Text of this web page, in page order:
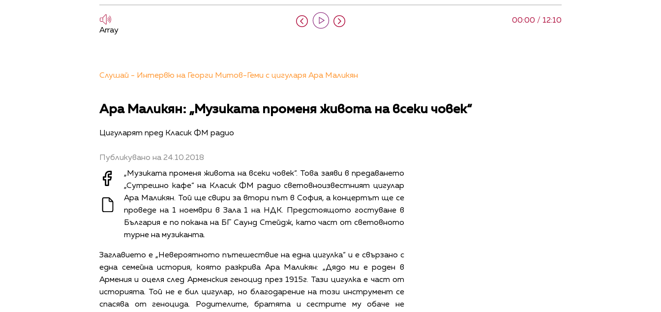
00:00 / 12:10
Array
Слушай - Интервю на Георги Митов-Геми с цигуларя Ара Маликян
Ара Маликян: „Музиката променя живота на всеки човек“
Цигуларят пред Класик ФМ радио
Публикувано на 24.10.2018
„Музиката променя живота на всеки човек“. Това заяви в предаването
„Сутрешно кафе“ на Класик ФМ радио световноизвестният цигулар
Ара Маликян. Той ще свири за втори път в София, а концертът ще се
проведе на 1 ноември в Зала 1 на НДК. Предстоящото гостуване в
България е по покана на БГ Саунд Стейдж, като част от световното
турне на музиканта.
Заглавието е „Невероятното пътешествие на една цигулка“ и е свързано с
една семейна история, която разкрива Ара Маликян: „Дядо ми е роден в
Армения и оцеля след Арменския геноцид през 1915г. Тази цигулка е част от
историята. Той не е бил цигулар, но благодарение на този инструмент се
спасява от геноцида. Родителите, братята и сестрите му обаче не